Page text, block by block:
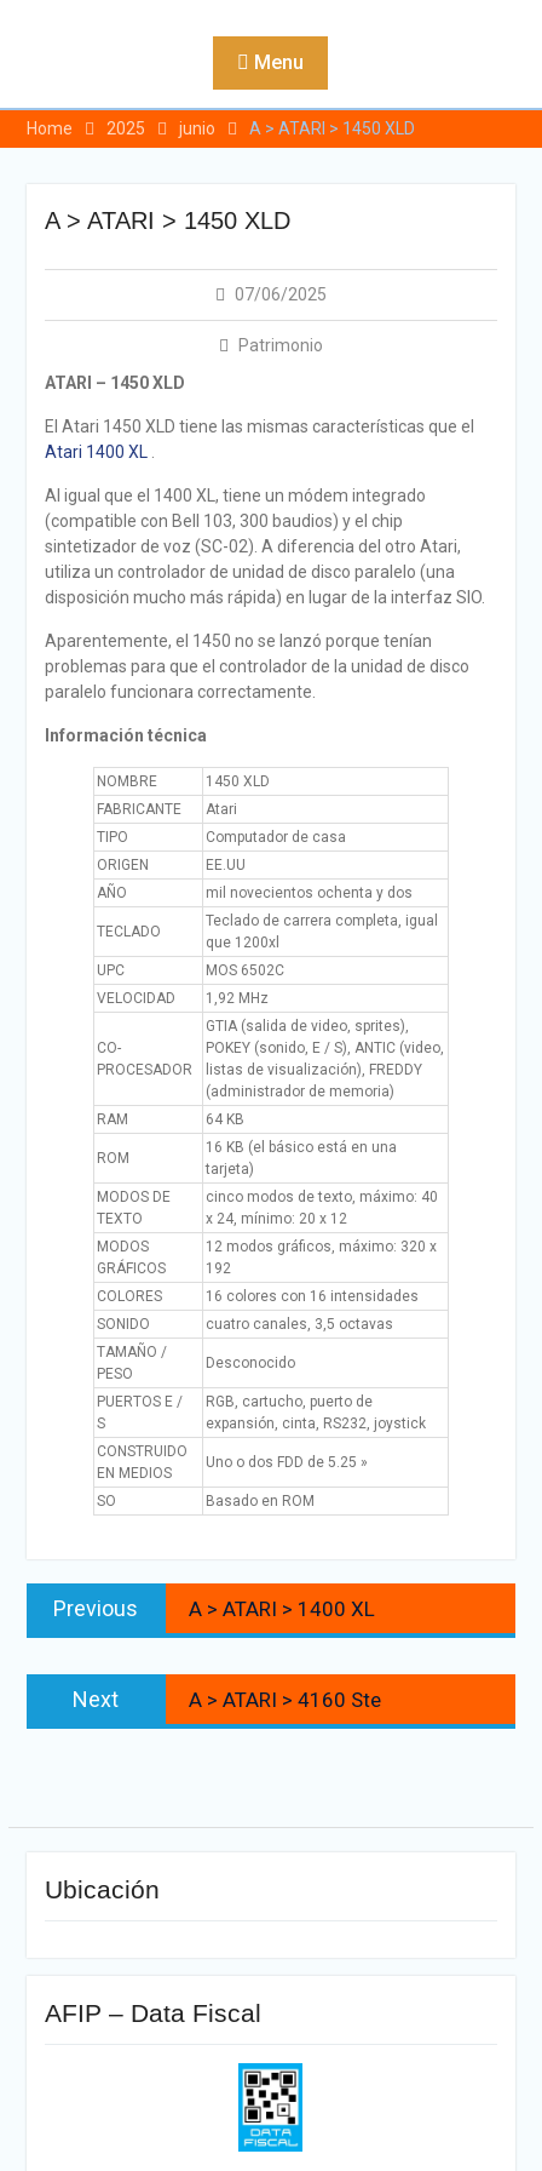
Menu
Home 2025 junio A > ATARI > 1450 XLD
A > ATARI > 1450 XLD
07/06/2025
Patrimonio
ATARI – 1450 XLD
El Atari 1450 XLD tiene las mismas características que el
Atari 1400 XL
Al igual que el 1400 XL, tiene un módem integrado
(compatible con Bell 103, 300 baudios) y el chip
sintetizador de voz (SC-02). A diferencia del otro Atari,
utiliza un controlador de unidad de disco paralelo (una
disposición mucho más rápida) en lugar de la interfaz SIO.
Aparentemente, el 1450 no se lanzó porque tenían
problemas para que el controlador de la unidad de disco
paralelo funcionara correctamente.
Información técnica
NOMBRE
1450 XLD
FABRICANTE
Atari
TIPO
Computador de casa
ORIGEN
EE.UU
AÑO
mil novecientos ochenta y dos
TECLADO
Teclado de carrera completa, igual
que 1200xl
UPC
MOS 6502C
VELOCIDAD
1,92 MHz
CO-
PROCESADOR
GTIA (salida de video, sprites),
POKEY (sonido, E / S), ANTIC (video,
listas de visualización), FREDDY
(administrador de memoria)
RAM
64 KB
ROM
16 KB (el básico está en una
tarjeta)
MODOS DE
TEXTO
cinco modos de texto, máximo: 40
x 24, mínimo: 20 x 12
MODOS
GRÁFICOS
12 modos gráficos, máximo: 320 x
192
COLORES
16 colores con 16 intensidades
SONIDO
cuatro canales, 3,5 octavas
TAMAÑO /
PESO
Desconocido
PUERTOS E /
S
RGB, cartucho, puerto de
expansión, cinta, RS232, joystick
CONSTRUIDO
EN MEDIOS
Uno o dos FDD de 5.25 »
SO Basado en ROM
Navegación
Previous
post:
A > ATARI > 1400 XL
Next
post:
A > ATARI > 4160 Ste
Ubicación
AFIP – Data Fiscal